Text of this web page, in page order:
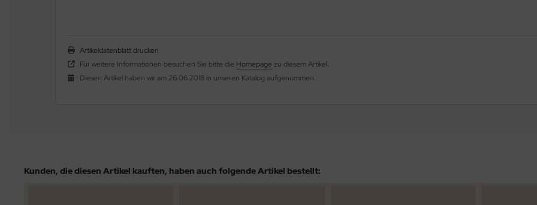
Artikeldatenblatt drucken
Für weitere Informationen besuchen Sie bitte die Homepage zu diesem Artikel.
Diesen Artikel haben wir am 26.06.2018 in unseren Katalog aufgenommen.
Kunden, die diesen Artikel kauften, haben auch folgende Artikel bestellt: